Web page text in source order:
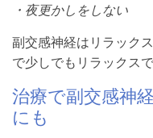
・夜更かしをしない
副交感神経はリラック
で少しでもリラックス
治療で副交感神
にも